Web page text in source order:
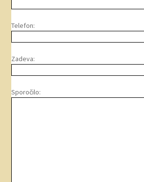
Telefon:
Zadeva:
Sporočilo: